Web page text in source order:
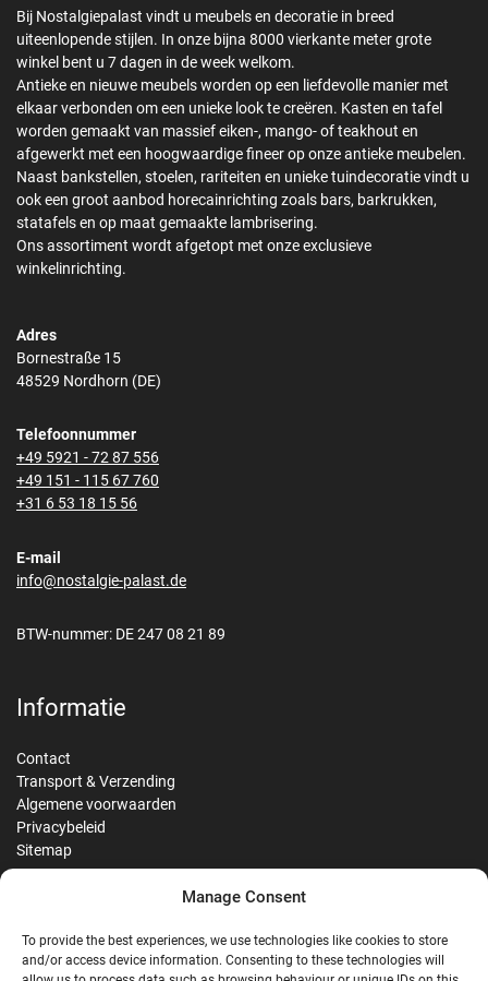
Manage Consent
To provide the best experiences, we use technologies like cookies to store
and/or access device information. Consenting to these technologies will
Bij Nostalgiepalast vindt u meubels en decoratie in breed
uiteenlopende stijlen. In onze bijna 8000 vierkante meter grote
winkel bent u 7 dagen in de week welkom.
Antieke en nieuwe meubels worden op een liefdevolle manier met
elkaar verbonden om een unieke look te creëren. Kasten en tafel
worden gemaakt van massief eiken-, mango- of teakhout en
afgewerkt met een hoogwaardige fineer op onze antieke meubelen.
Naast bankstellen, stoelen, rariteiten en unieke tuindecoratie vindt u
ook een groot aanbod horecainrichting zoals bars, barkrukken,
statafels en op maat gemaakte lambrisering.
Ons assortiment wordt afgetopt met onze exclusieve
winkelinrichting.
Adres
Bornestraße 15
48529 Nordhorn (DE)
Telefoonnummer
+49 5921 - 72 87 556
+49 151 - 115 67 760
+31 6 53 18 15 56
E-mail
info@nostalgie-palast.de
BTW-nummer: DE 247 08 21 89
Informatie
Contact
Transport & Verzending
Algemene voorwaarden
Privacybeleid
Sitemap